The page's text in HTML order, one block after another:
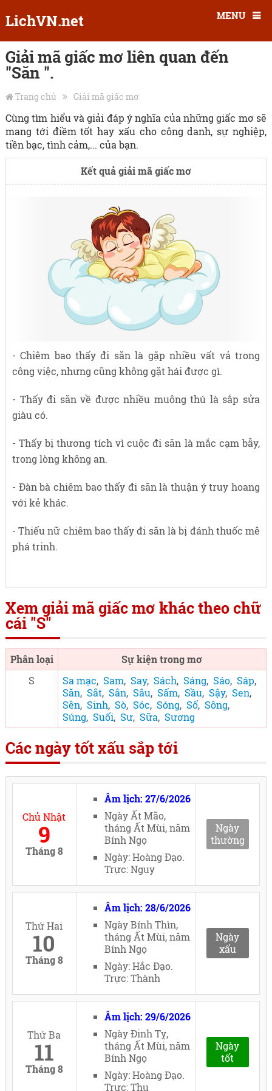
LichVN.net MENU
Giải mã giấc mơ liên quan đến
"Săn ".
Trang chủ Giải mã giấc mơ
Cùng tìm hiểu và giải đáp ý nghĩa của những giấc mơ sẽ
mang tới điềm tốt hay xấu cho công danh, sự nghiệp,
tiền bạc, tình cảm,... của bạn.
Kết quả giải mã giấc mơ
- Chiêm bao thấy đi săn là gặp nhiều vất vả trong
công việc, nhưng cũng không gặt hái được gì.
- Thấy đi săn về được nhiều muông thú là sắp sửa
giàu có.
- Thấy bị thương tích vì cuộc đi săn là mắc cạm bẫy,
trong lòng không an.
- Đàn bà chiêm bao thấy đi săn là thuận ý truy hoang
với kẻ khác.
- Thiếu nữ chiêm bao thấy đi săn là bị đánh thuốc mê
phá trinh.
Xem giải mã giấc mơ khác theo chữ
cái "S"
Phân loại
Sự kiện trong mơ
S
Sa mạc, Sam, Say, Sách, Sáng, Sáo, Sáp,
Săn, Sắt, Sân, Sâu, Sấm, Sầu, Sậy, Sen,
Sên, Sinh, Sò, Sóc, Sóng, Số, Sông,
Súng, Suối, Sư, Sữa, Sương
Các ngày tốt xấu sắp tới
Chủ Nhật
9
Tháng 8
Âm lịch: 27/6/2026
Ngày Ất Mão,
tháng Ất Mùi, năm
Bính Ngọ
Ngày: Hoàng Đạo.
Trực: Nguy
Ngày
thường
Thứ Hai
10
Tháng 8
Âm lịch: 28/6/2026
Ngày Bính Thìn,
tháng Ất Mùi, năm
Bính Ngọ
Ngày: Hắc Đạo.
Trực: Thành
Ngày
xấu
Thứ Ba
11
Tháng 8
Âm lịch: 29/6/2026
Ngày Đinh Tỵ,
tháng Ất Mùi, năm
Bính Ngọ
Ngày: Hoàng Đạo.
Trực: Thu
Ngày
tốt